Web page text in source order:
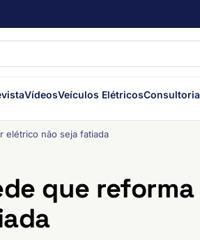
VídeosVeículos ElétricosConsultoria
elétrico não seja fatiada
que reforma